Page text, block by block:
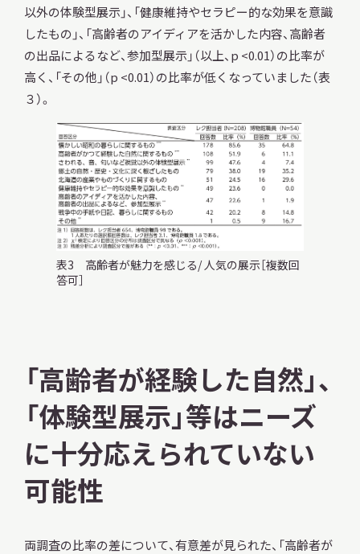
以外の体験型展示」、「健康維持やセラピー的な効果を意識
したもの」、「高齢者のアイディアを活かした内容、高齢者
の出品によるなど、参加型展示」（以上、p <0.01）の比率が
高く、「その他」（p <0.01）の比率が低くなっていました（表
３）。
表3 高齢者が魅力を感じる/ 人気の展示［複数回
答可］
「高齢者が経験した自然」、
「体験型展示」等はニーズ
に十分応えられていない
可能性
両調査の比率の差について、有意差が見られた、「高齢者が